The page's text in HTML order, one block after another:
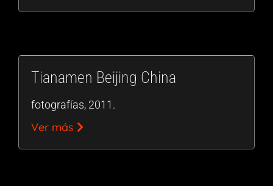
Tianamen Beijing China
fotografías, 2011.
Ver más